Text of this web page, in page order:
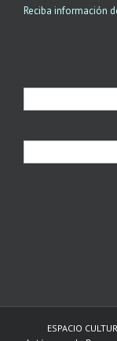
Reciba información
ESPACIO